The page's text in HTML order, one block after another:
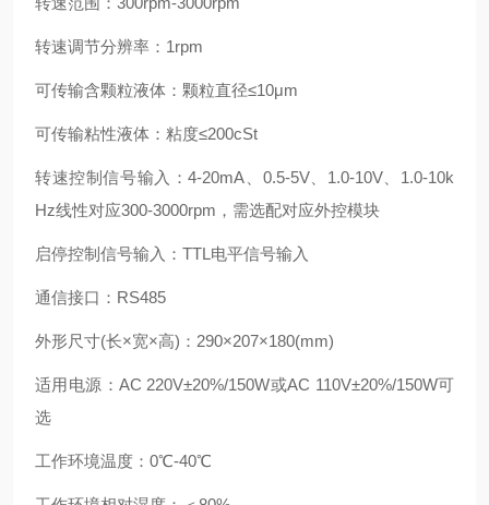
转速调节分辨率：1rpm
可传输含颗粒液体：颗粒直径≤10μm
可传输粘性液体：粘度≤200cSt
转速控制信号输入：4-20mA、0.5-5V、1.0-10V、1.0-10k
Hz线性对应300-3000rpm，需选配对应外控模块
启停控制信号输入：TTL电平信号输入
通信接口：RS485
外形尺寸(长×宽×高)：290×207×180(mm)
适用电源：AC 220V±20%/150W或AC 110V±20%/150W可
选
工作环境温度：0℃-40℃